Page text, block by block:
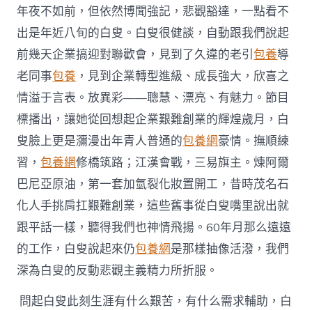
年夜不如前，但依然博聞強記，悲觀豁達，一點看不
出是年近八旬的白叟。白叟很健談，自動跟我們說起
前幾天企業搞迎對聯歡會，見到了久違的老引包養導
老同事包養 ，見到企業轉型進級、成長強大，欣喜之
情溢于言表。放異彩——聰慧、漂亮、有魅力。節目
標播出，讓她從回想起企業艱難創業的輝煌歲月，白
叟臉上更是瀰漫出年青人普通的包養網豪情。撫順練
習，包養網修橋筑路；江漢會戰，三易旗主。煉阿爾
巴尼亞原油，第一套加氫裂化妝置開工，昔時茂名石
化人手挑肩扛艱難創業，這些舊事從白叟嘴里說出就
跟平話一樣，聽得我們也神情飛揚。60年月那么遠遠
的工作，白叟說起來仍包養網是那樣抽像活潑，我們
深為白叟的反動悲觀主義精力所折服。
問起白叟此刻生涯有什么艱苦，有什么需求輔助，白